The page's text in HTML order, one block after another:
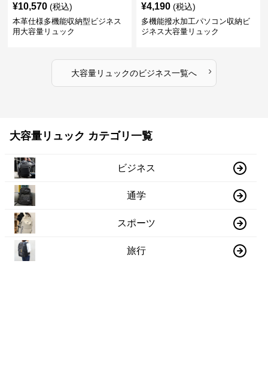
¥10,570 (税込)
本革仕様多機能収納型ビジネス
用大容量リュック
¥4,190 (税込)
多機能撥水加工パソコン収納ビ
ジネス大容量リュック
大容量リュックのビジネス一覧へ ›
大容量リュック カテゴリ一覧
ビジネス
通学
スポーツ
旅行